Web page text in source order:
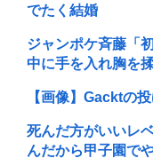
でたく結婚
ジャンポケ斉藤「
中に手を入れ胸を
【画像】Gacktの
死んだ方がいいレ
んだから甲子園で